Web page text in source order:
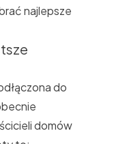
najlepsze
do
domów